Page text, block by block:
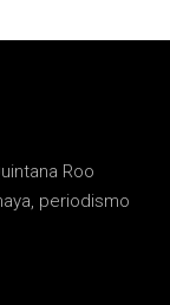
Roo
periodismo